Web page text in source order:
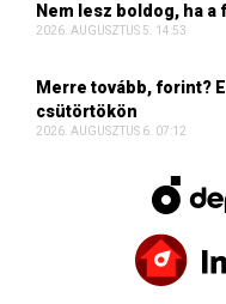
Nem lesz boldog, ha
2026. AUGUSZTUS 5. 14:53
Merre tovább, forint?
csütörtökön
2026. AUGUSZTUS 6. 07:12